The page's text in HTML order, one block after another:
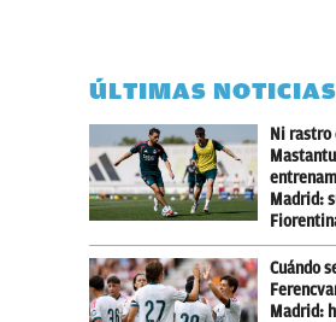
ÚLTIMAS NOTICIAS
Ni rastro
Madrid:
Cuándo
Madrid: